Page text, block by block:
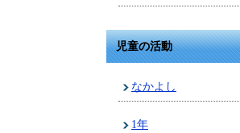
児童の活動
なかよし
1年